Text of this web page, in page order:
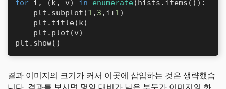
for i, (k, v) in enumerate (hists.items()):
    plt.subplot(
1 , 3 ,i+1)
    plt.title(k)
    plt.plot(v)
plt.show()
결과 이미지의 크기가 커서 이곳에 삽입하는 것은 생략했습
니다. 결과를 보시면 명암 대비가 낮은 부둣가 이미지의 화